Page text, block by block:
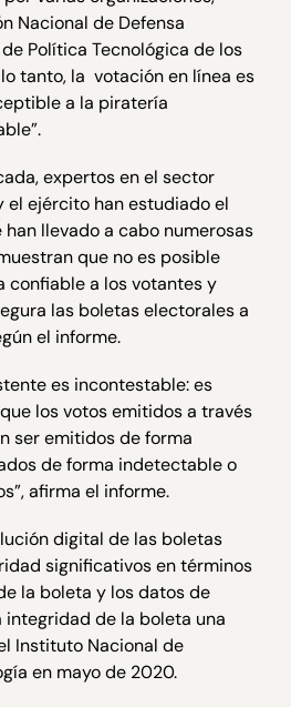
Nacional de Defensa
Política Tecnológica de los
lo tanto, la votación en línea es
a la piratería
expertos en el sector
el ejército han estudiado el
llevado a cabo numerosas
que no es posible
confiable a los votantes y
las boletas electorales a
el informe.
es incontestable: es
los votos emitidos a través
ser emitidos de forma
de forma indetectable o
afirma el informe.
digital de las boletas
significativos en términos
la boleta y los datos de
integridad de la boleta una
Instituto Nacional de
en mayo de 2020.